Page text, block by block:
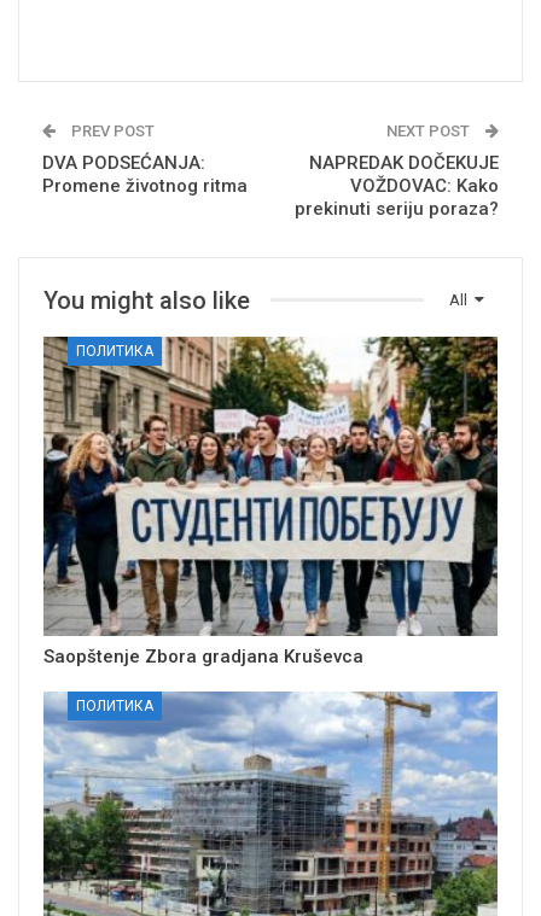
PREV POST
DVA PODSEĆANJA:
Promene životnog ritma
NEXT POST
NAPREDAK DOČEKUJE
VOŽDOVAC: Kako
prekinuti seriju poraza?
All
You might also like
ПОЛИТИКА
Saopštenje Zbora gradjana Kruševca
ПОЛИТИКА